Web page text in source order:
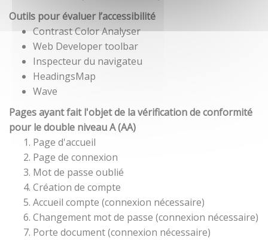
Outils pour évaluer l’accessibilité
Contrast Color Analyser
Web Developer toolbar
Inspecteur du navigateu
HeadingsMap
Wave
Pages ayant fait l'objet de la vérification de conformité
pour le double niveau A (AA)
Page d'accueil
Page de connexion
Mot de passe oublié
Création de compte
Accueil compte (connexion nécessaire)
Changement mot de passe (connexion nécessaire)
Porte document (connexion nécessaire)